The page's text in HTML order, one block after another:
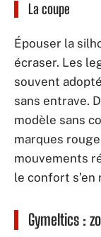
La coupe
Épouser la
écraser. Les
souvent
sans entrave.
modèle sans
marques
mouvements
le confort
Gymeltics :